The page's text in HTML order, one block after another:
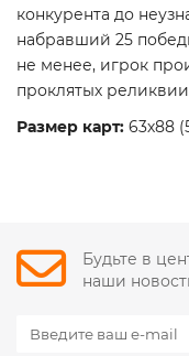
конкурента до
набравший 25
не менее, игрок
проклятых
Размер карт: 63х88
Будьте в
наши